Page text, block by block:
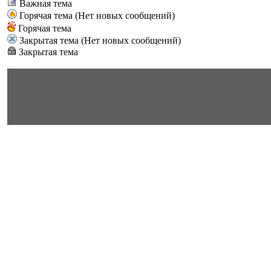
Важная тема
Горячая тема (Нет новых сообщений)
Горячая тема
Закрытая тема (Нет новых сообщений)
Закрытая тема